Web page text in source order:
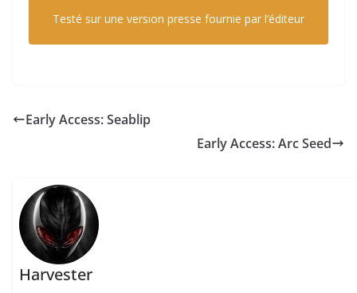
Testé sur une version presse fournie par l’éditeur
Early Access: Seablip
Early Access: Arc Seed
Harvester